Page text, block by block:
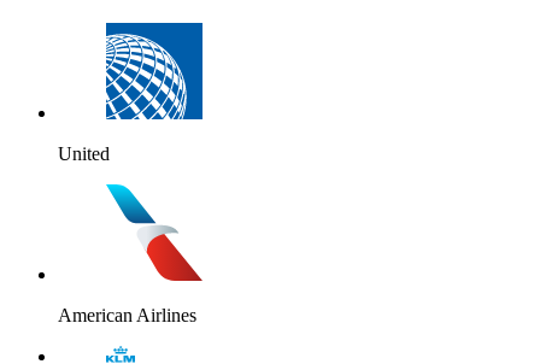
United
American Airlines